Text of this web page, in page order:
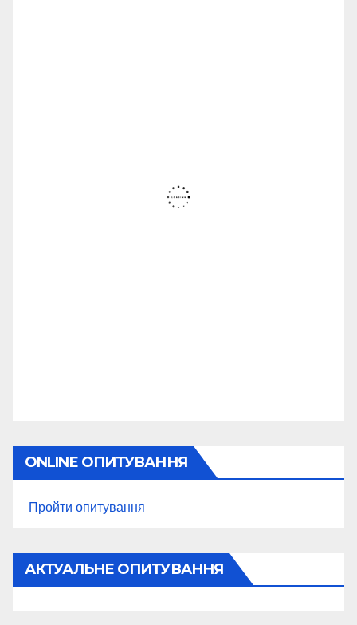
ONLINE ОПИТУВАННЯ
Пройти опитування
АКТУАЛЬНЕ ОПИТУВАННЯ